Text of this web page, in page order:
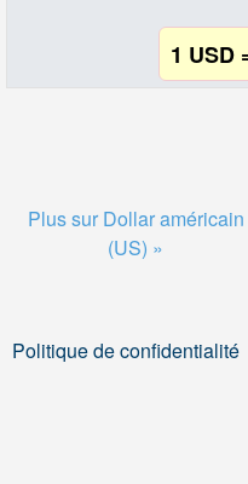
1 USD
Plus sur Dollar américain
(US) »
Politique de confidentialité